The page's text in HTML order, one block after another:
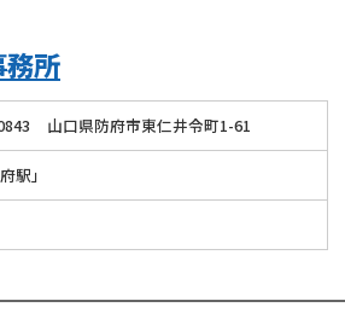
所
山口県防府市東仁井令町1-61
駅」